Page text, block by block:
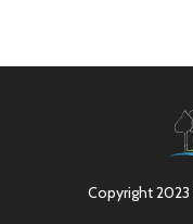
Copyright 2023